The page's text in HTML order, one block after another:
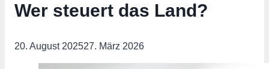
Wer steuert das Land?
20. August 202527. März 2026